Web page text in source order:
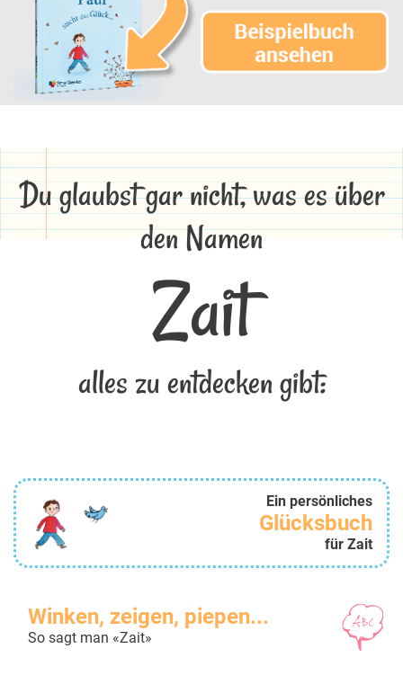
Du glaubst gar nicht, was es über
den Namen
Zait
alles zu entdecken gibt:
Ein persönliches
Glücksbuch
für Zait
Winken, zeigen, piepen...
So sagt man «Zait»